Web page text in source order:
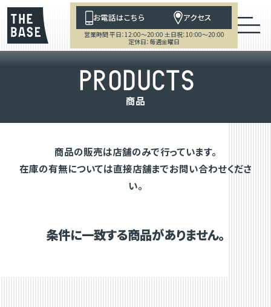
お電話はこちら アクセス
営業時間 平日：12:00～20:00 土日祝：10:00～20:00
定休日：毎週金曜日
PRODUCTS
商品
商品の販売は店舗のみで行っています。
在庫の有無については直接店舗までお問い合わせくださ
い。
条件に一致する商品がありません。